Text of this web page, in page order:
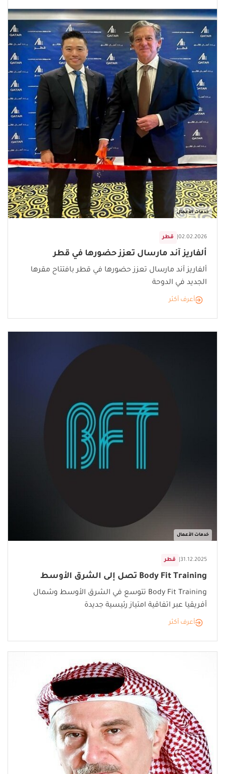
خدمات الأعمال
قطر 02.02.2026
ألفاريز آند مارسال تعزز حضورها في قطر
ألفاريز آند مارسال تعزز حضورها في قطر بافتتاح مقرها
الجديد في الدوحة
أعرف أكثر
خدمات الأعمال
قطر 31.12.2025
Body Fit Training تصل إلى الشرق الأوسط
Body Fit Training تتوسع في الشرق الأوسط وشمال
أفريقيا عبر اتفاقية امتياز رئيسية جديدة
أعرف أكثر